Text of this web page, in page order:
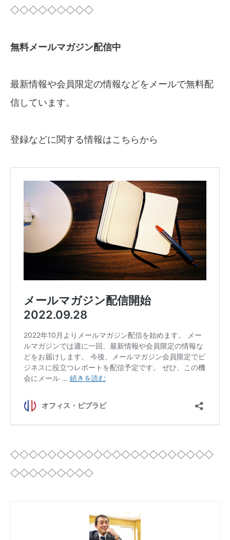
◇◇◇◇◇◇◇◇◇
無料メールマガジン配信中
最新情報や会員限定の情報などをメールで無料配
信しています。
登録などに関する情報はこちらから
◇◇◇◇◇◇◇◇◇◇◇◇◇◇◇◇◇◇◇◇◇◇
◇◇◇◇◇◇◇◇◇